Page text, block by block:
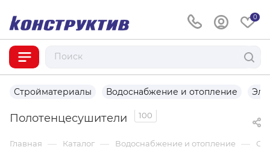
0
Стройматериалы Водоснабжение и отопление
Полотенцесушители 100
Главная — Каталог — Водоснабжение и отопление —